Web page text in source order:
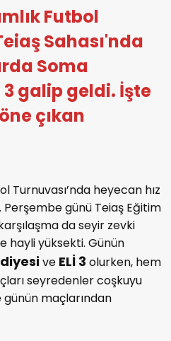
Futbol
Sahası'nda
Soma
3 galip geldi. İşte
çıkan
Turnuvası’nda heyecan hız
günü Teiaş Eğitim
da seyir zevki
hayli yüksekti. Günün
ve ELİ 3 olurken, hem
seyredenler coşkuyu
günün maçlarından